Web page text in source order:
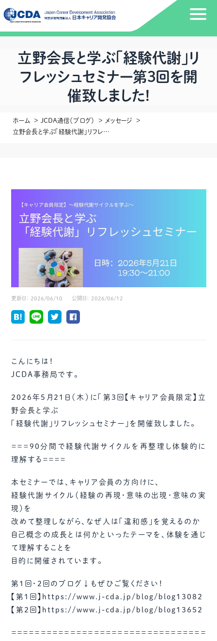
立野会長と学ぶ「経験代謝」リ
フレッシュセミナー第３回を開
催致しました!
ホーム JCDA通信（ブログ）
メッセージ
立野会長と学ぶ「経験代謝」リフレッシュセミナー第３回を開催致しました!
更新日： 2026/06/10 公開日： 2026/06/12
こんにちは！
JCDA事務局です。
2026年5月21日（木）に「第3回【キャリア会員限定】立
野会長と学ぶ
「経験代謝」リフレッシュセミナー」を開催致しました。
＝＝＝90分間で経験代謝サイクルを再整理し体験的に
理解する＝＝＝＝
本セミナーでは、キャリア会員の方向けに、
経験代謝サイクル（経験の再現・意味の出現・意味の実
現）を
改めて整理しながら、なぜ人は「違和感」を覚えるのか
自己概念の成長とは何かといったテーマを、体験を通じ
て理解することを
目的に開催されています。
第1回・2回のブログ↓もぜひご覧ください！
【第1回】https://www.j-cda.jp/blog/blog13082
【第2回】https://www.j-cda.jp/blog/blog13652
＝＝＝＝＝＝＝＝＝＝＝＝＝＝＝＝＝＝＝＝＝＝＝＝＝＝＝＝＝＝＝＝＝